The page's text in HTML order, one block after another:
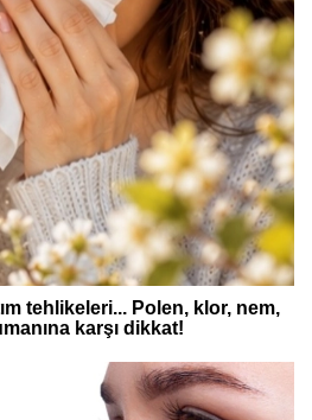
tehlikeleri... Polen, klor, nem,
karşı dikkat!